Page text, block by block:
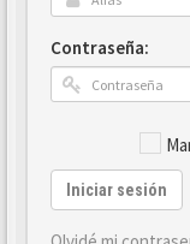
Contraseña:
Iniciar sesión